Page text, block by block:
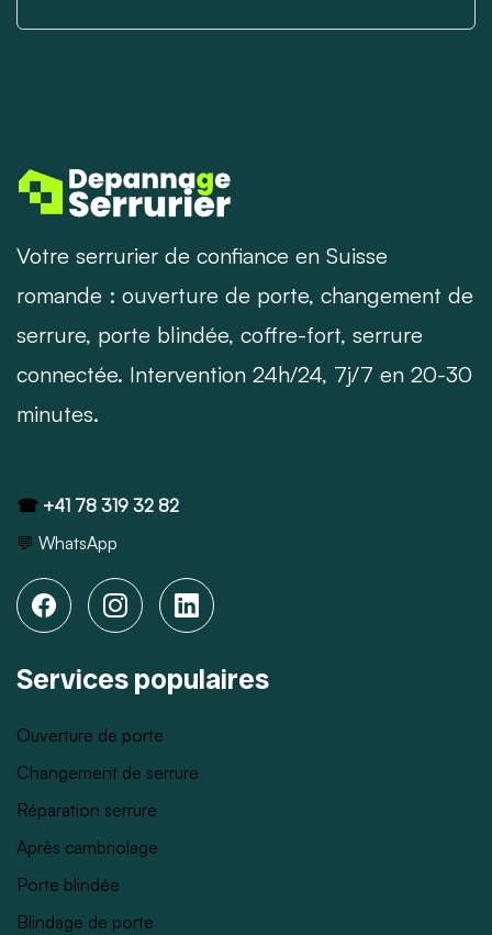
Votre serrurier de confiance en Suisse
romande : ouverture de porte, changement de
serrure, porte blindée, coffre-fort, serrure
connectée. Intervention 24h/24, 7j/7 en 20-30
minutes.
☎ +41 78 319 32 82
💬 WhatsApp
Services populaires
Ouverture de porte
Changement de serrure
Réparation serrure
Après cambriolage
Porte blindée
Blindage de porte